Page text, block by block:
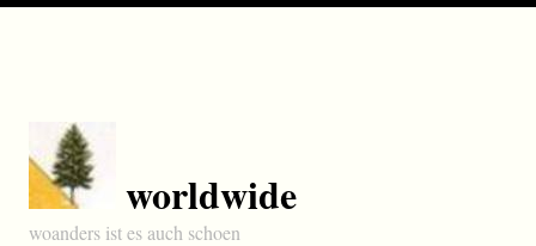
worldwide
woanders ist es auch schoen